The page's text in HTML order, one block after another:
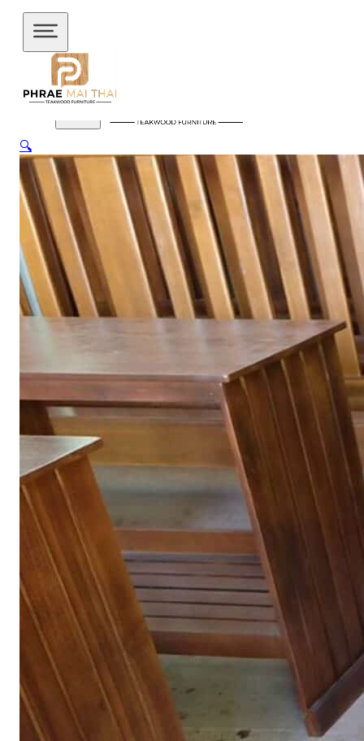
ข้ามไปยังเนื้อหาหลัก
สินค้าของเรา
อัปเดตล่าสุด
ชั้นวางทีวีชั้นวางทีวี ไม้สักโมเดิร์นชั้นวางทีวี ไม้สักมินิ
มอลชั้นวางของไม้สักชุดกาแฟขาเหล็กชุดนั่งระเบียงชุด
รับแขก
ชุดโต๊ะไม้สัก โมเดิร์น ชุดโต๊ะไม้สัก มิ
ตู้เสื้อผ้าตู้เสื้อผ้า โมเดิร์น
ตู้รองเท้าตู้หนังสือ / ชั้นวางหนังสือตู้หัวเตียงตู้โชว์
ตู้โชว์
ไม้สัก โมเดิร์น
ประตูประตูไม้สัก โมเดิร์น
ประตูนิรภัยคู่ชอง
แสงประตูบานคู่ประตูบานเฟี้ยมภาพแกะสลัก
ม้านั่งยาว
หน้าต่าง
เก้าอี้ไม้สัก โมเดิร์น
เก้าอี้ไม้สัก มินิ
มอลเตียง เตียงไม้สัก มินิมอล โซฟา
โซฟาไม้สัก โมเดิร์นโต๊ะไม้สักโต๊ะกลางโซฟา
โต๊ะทำงาน
โต๊ะทํางานไม้สัก โมเดิร์นโต๊ะทำงานไม้สัก มินิมอล
โต๊ะ
ประชุม
โต๊ะวางของ โต๊ะอาหาร โต๊ะกินข้าวไม้สัก
กลม โต๊ะกินข้าวไม้สัก โมเดิร์น โต๊ะกินข้าวไม้สัก มินิมอล
โต๊ะเครื่อง(แป้ง)
ไม้แปรรูป อื่นๆสินค้าทั้งหมด (ALL
PRODUCT)
เกี่ยวกับเรา (ABOUT US)
ประวัติแพร่ไม้ไทย (COMPANY BACKGROUND)
ลูกค้าและพาร์ทเนอร์ (OUR CUSTOMERS)
โรงงานแพร่ไม้ไทย (FACTORY)
ผลงาน (ACHIVEMENT)
รีวิวลูกค้า (REVIEW)
ข่าวสารและบทความ (ARTICLE)
ติดต่อเรา (CONTACT)
คำถามที่พบบ่อย (FAQ)
🔍